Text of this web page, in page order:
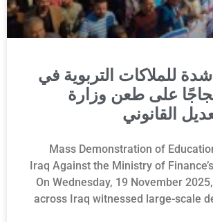
للملاكات التربوية في
على طعن وزارة
القانوني
Mass Demonstration of
Iraq Against the Ministry of
On Wednesday, 19 November
across Iraq witnessed large-scale